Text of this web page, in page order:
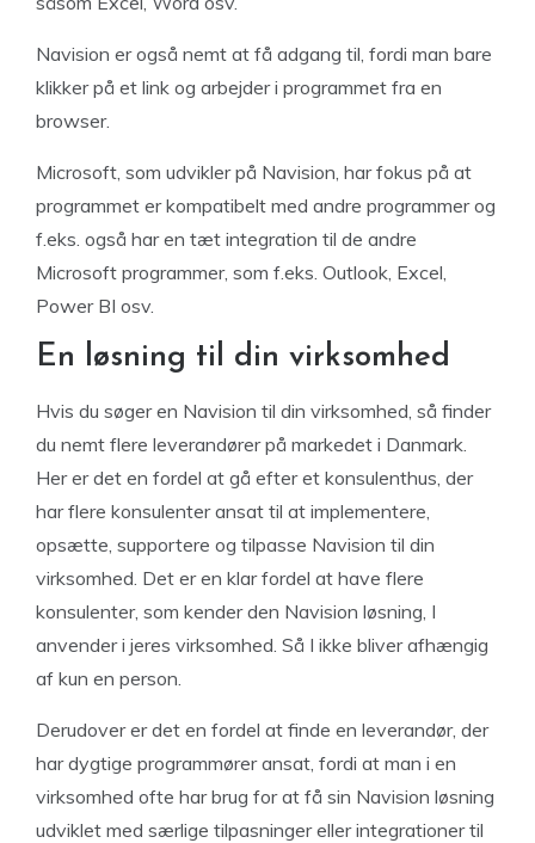
Navision er også nemt at få adgang til, fordi man bare
klikker på et link og arbejder i programmet fra en
browser.
Microsoft, som udvikler på Navision, har fokus på at
programmet er kompatibelt med andre programmer og
f.eks. også har en tæt integration til de andre
Microsoft programmer, som f.eks. Outlook, Excel,
Power BI osv.
En løsning til din virksomhed
Hvis du søger en Navision til din virksomhed, så finder
du nemt flere leverandører på markedet i Danmark.
Her er det en fordel at gå efter et konsulenthus, der
har flere konsulenter ansat til at implementere,
opsætte, supportere og tilpasse Navision til din
virksomhed. Det er en klar fordel at have flere
konsulenter, som kender den Navision løsning, I
anvender i jeres virksomhed. Så I ikke bliver afhængig
af kun en person.
Derudover er det en fordel at finde en leverandør, der
har dygtige programmører ansat, fordi at man i en
virksomhed ofte har brug for at få sin Navision løsning
udviklet med særlige tilpasninger eller integrationer til